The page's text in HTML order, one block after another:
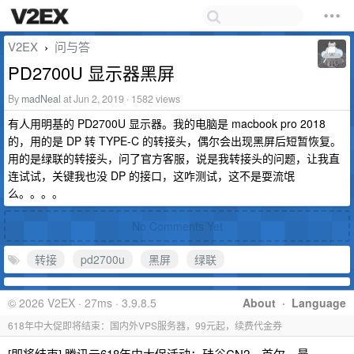
V2EX › 问与答
PD2700U 显示器黑屏
By madNeal at Jun 2, 2019 · 1582 views
有人用明基的 PD2700U 显示器。我的电脑是 macbook pro 2018
的，用的是 DP 转 TYPE-C 的转接头，偶尔会出现黑屏后短暂恢复。
用的是绿联的转接头，问了官方客服，说是我转接头的问题，让我直
连试试，关键我也没 DP 的接口，这咋测试，这不是耍流氓
么。。。。
No Comments Yet
转接 pd2700u 黑屏 绿联
About · Language
© 2026 V2EX · 27ms · 3.9.8.5
618年中大促即将结束：国内外VPS服务器，99元起，续费代金券